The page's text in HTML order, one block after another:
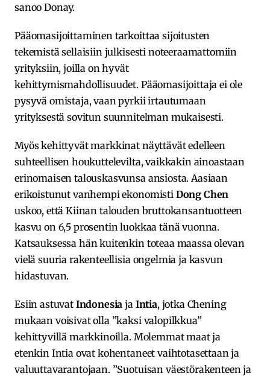
sanoo Donay.
Pääomasijoittaminen tarkoittaa sijoitusten
tekemistä sellaisiin julkisesti noteeraamattomiin
yrityksiin, joilla on hyvät
kehittymismahdollisuudet. Pääomasijoittaja ei ole
pysyvä omistaja, vaan pyrkii irtautumaan
yrityksestä sovitun suunnitelman mukaisesti.
Myös kehittyvät markkinat näyttävät edelleen
suhteellisen houkuttelevilta, vaikkakin ainoastaan
erinomaisen talouskasvunsa ansiosta. Aasiaan
erikoistunut vanhempi ekonomisti Dong Chen
uskoo, että Kiinan talouden bruttokansantuotteen
kasvu on 6,5 prosentin luokkaa tänä vuonna.
Katsauksessa hän kuitenkin toteaa maassa olevan
vielä suuria rakenteellisia ongelmia ja kasvun
hidastuvan.
Esiin astuvat Indonesia ja Intia, jotka Chening
mukaan voisivat olla ”kaksi valopilkkua”
kehittyvillä markkinoilla. Molemmat maat ja
etenkin Intia ovat kohentaneet vaihtotasettaan ja
valuuttavarantojaan. ”Suotuisan väestörakenteen ja